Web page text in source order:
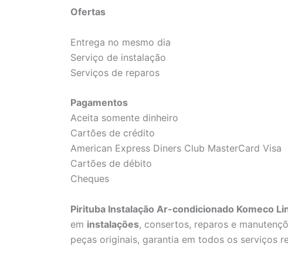
Ofertas
Entrega no mesmo dia
Serviço de instalação
Serviços de reparos
Pagamentos
Aceita somente dinheiro
Cartões de crédito
American Express Diners Club MasterCard Visa
Cartões de débito
Cheques
Pirituba Instalação Ar-condicionado Komeco
em instalações, consertos, reparos e
peças originais, garantia em todos os serviços